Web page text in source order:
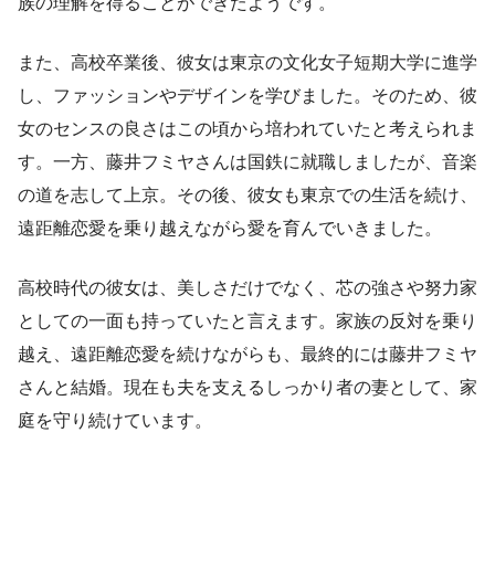
また、高校卒業後、彼女は東京の文化女子短期大学に進学
し、ファッションやデザインを学びました。そのため、彼
女のセンスの良さはこの頃から培われていたと考えられま
す。一方、藤井フミヤさんは国鉄に就職しましたが、音楽
の道を志して上京。その後、彼女も東京での生活を続け、
遠距離恋愛を乗り越えながら愛を育んでいきました。
高校時代の彼女は、美しさだけでなく、芯の強さや努力家
としての一面も持っていたと言えます。家族の反対を乗り
越え、遠距離恋愛を続けながらも、最終的には藤井フミヤ
さんと結婚。現在も夫を支えるしっかり者の妻として、家
庭を守り続けています。